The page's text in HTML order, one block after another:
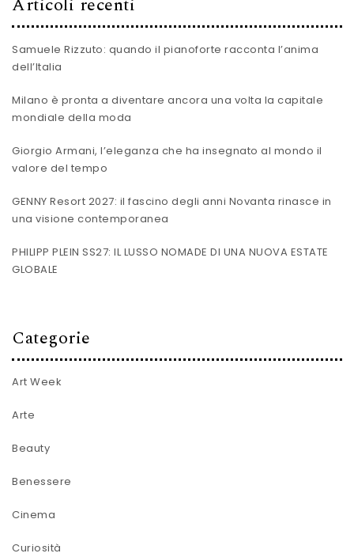
Articoli recenti
Samuele Rizzuto: quando il pianoforte racconta l’anima
dell’Italia
Milano è pronta a diventare ancora una volta la capitale
mondiale della moda
Giorgio Armani, l’eleganza che ha insegnato al mondo il
valore del tempo
GENNY Resort 2027: il fascino degli anni Novanta rinasce in
una visione contemporanea
PHILIPP PLEIN SS27: IL LUSSO NOMADE DI UNA NUOVA ESTATE
GLOBALE
Categorie
Art Week
Arte
Beauty
Benessere
Cinema
Curiosità